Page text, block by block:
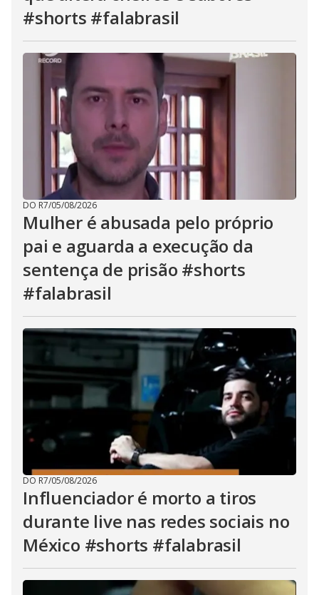
#shorts #falabrasil
DO R7/05/08/2026
Mulher é abusada pelo próprio
pai e aguarda a execução da
sentença de prisão #shorts
#falabrasil
DO R7/05/08/2026
Influenciador é morto a tiros
durante live nas redes sociais no
México #shorts #falabrasil